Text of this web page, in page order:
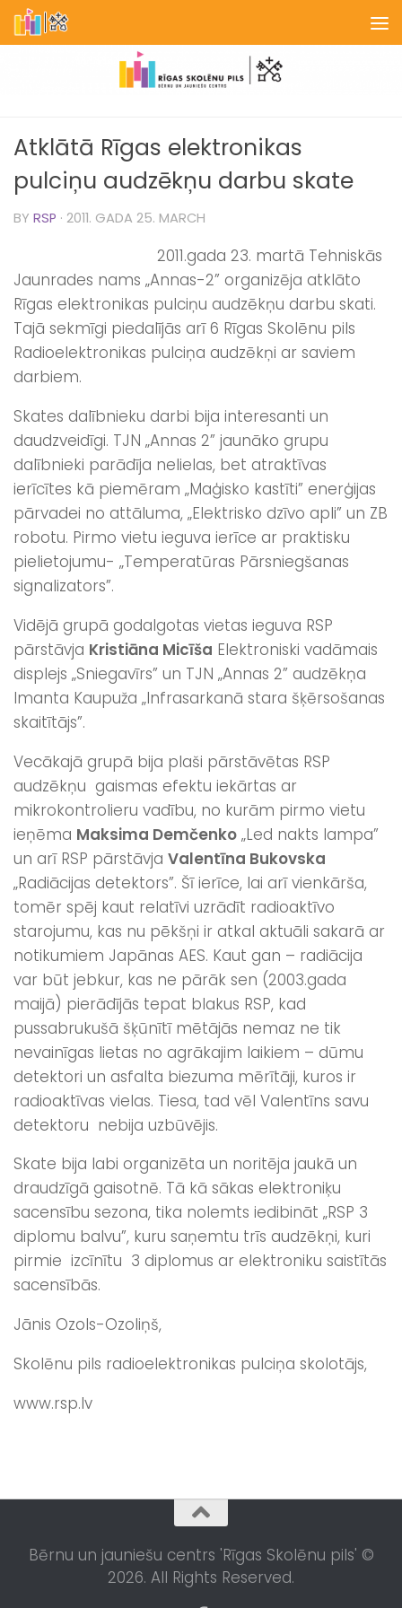
Skip to content
Atklātā Rīgas elektronikas
pulciņu audzēkņu darbu skate
BY RSP · 2011. GADA 25. MARCH
2011.gada 23. martā Tehniskās
Jaunrades nams „Annas-2” organizēja atklāto
Rīgas elektronikas pulciņu audzēkņu darbu skati.
Tajā sekmīgi piedalījās arī 6 Rīgas Skolēnu pils
Radioelektronikas pulciņa audzēkņi ar saviem
darbiem.
Skates dalībnieku darbi bija interesanti un
daudzveidīgi. TJN „Annas 2” jaunāko grupu
dalībnieki parādīja nelielas, bet atraktīvas
ierīcītes kā piemēram „Maģisko kastīti” enerģijas
pārvadei no attāluma, „Elektrisko dzīvo apli” un ZB
robotu. Pirmo vietu ieguva ierīce ar praktisku
pielietojumu- „Temperatūras Pārsniegšanas
signalizators”.
Vidējā grupā godalgotas vietas ieguva RSP
pārstāvja Kristiāna Micīša Elektroniski vadāmais
displejs „Sniegavīrs” un TJN „Annas 2” audzēkņa
Imanta Kaupuža „Infrasarkanā stara šķērsošanas
skaitītājs”.
Vecākajā grupā bija plaši pārstāvētas RSP
audzēkņu gaismas efektu iekārtas ar
mikrokontrolieru vadību, no kurām pirmo vietu
ieņēma Maksima Demčenko „Led nakts lampa”
un arī RSP pārstāvja Valentīna Bukovska
„Radiācijas detektors”. Šī ierīce, lai arī vienkārša,
tomēr spēj kaut relatīvi uzrādīt radioaktīvo
starojumu, kas nu pēkšņi ir atkal aktuāli sakarā ar
notikumiem Japānas AES. Kaut gan – radiācija
var būt jebkur, kas ne pārāk sen (2003.gada
maijā) pierādījās tepat blakus RSP, kad
pussabrukušā šķūnītī mētājās nemaz ne tik
nevainīgas lietas no agrākajim laikiem – dūmu
detektori un asfalta biezuma mērītāji, kuros ir
radioaktīvas vielas. Tiesa, tad vēl Valentīns savu
detektoru nebija uzbūvējis.
Skate bija labi organizēta un noritēja jaukā un
draudzīgā gaisotnē. Tā kā sākas elektroniķu
sacensību sezona, tika nolemts iedibināt „RSP 3
diplomu balvu”, kuru saņemtu trīs audzēkņi, kuri
pirmie izcīnītu 3 diplomus ar elektroniku saistītās
sacensībās.
Jānis Ozols-Ozoliņš,
Skolēnu pils radioelektronikas pulciņa skolotājs,
www.rsp.lv
Bērnu un jauniešu centrs 'Rīgas Skolēnu pils' ©
2026. All Rights Reserved.